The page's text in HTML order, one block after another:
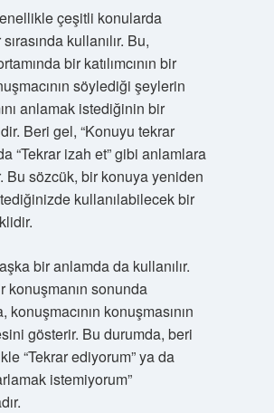
çeşitli konularda
kullanılır. Bu,
bir katılımcının bir
söylediği şeylerin
anlamak istediğinin bir
Beri gel, “Konuyu tekrar
“Tekrar izah et” gibi anlamlara
Bu sözcük, bir konuya yeniden
kullanılabilecek bir
bir anlamda da kullanılır.
konuşmanın sonunda
konuşmacının konuşmasının
gösterir. Bu durumda, beri
“Tekrar ediyorum” ya da
istemiyorum”